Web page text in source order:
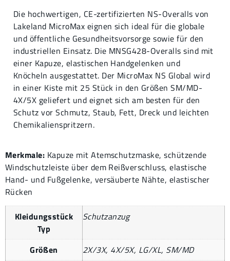
Die hochwertigen, CE-zertifizierten NS-Overalls von
Lakeland MicroMax eignen sich ideal für die globale
und öffentliche Gesundheitsvorsorge sowie für den
industriellen Einsatz. Die MNSG428-Overalls sind mit
einer Kapuze, elastischen Handgelenken und
Knöcheln ausgestattet. Der MicroMax NS Global wird
in einer Kiste mit 25 Stück in den Größen SM/MD-
4X/5X geliefert und eignet sich am besten für den
Schutz vor Schmutz, Staub, Fett, Dreck und leichten
Chemikalienspritzern.
Merkmale: Kapuze mit Atemschutzmaske, schützende
Windschutzleiste über dem Reißverschluss, elastische
Hand- und Fußgelenke, versäuberte Nähte, elastischer
Rücken
Kleidungsstück
Typ
Schutzanzug
Größen
2X/3X, 4X/5X, LG/XL, SM/MD